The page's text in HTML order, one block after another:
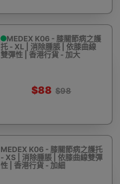
MEDEX K06 - 膝關節病之護
托 - XL | 消除腫脹 | 依膝曲線
雙彈性 | 香港行貨 - 加大
$88 $98
MEDEX K06 - 膝關節病之護托
- XS | 消除腫脹 | 依膝曲線雙彈
性 | 香港行貨 - 加細